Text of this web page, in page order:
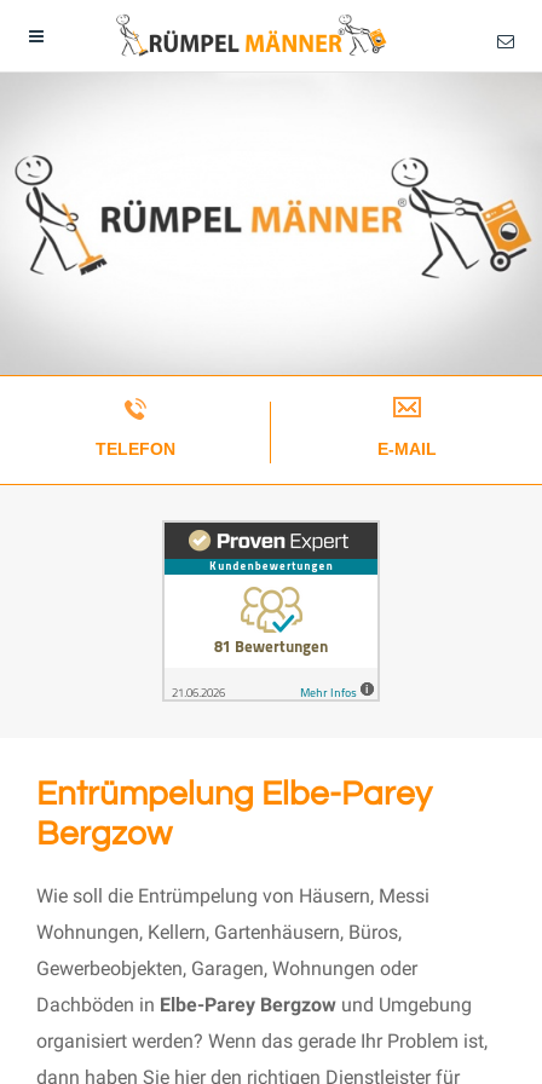
TELEFON E-MAIL
Entrümpelung Elbe-Parey
Bergzow
Wie soll die Entrümpelung von Häusern, Messi
Wohnungen, Kellern, Gartenhäusern, Büros,
Gewerbeobjekten, Garagen, Wohnungen oder
Dachböden in Elbe-Parey Bergzow und Umgebung
organisiert werden? Wenn das gerade Ihr Problem ist,
dann haben Sie hier den richtigen Dienstleister für